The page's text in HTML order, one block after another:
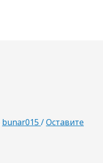
bunar015 /Оставите